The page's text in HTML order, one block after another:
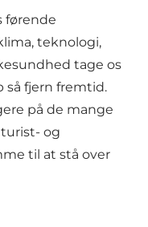
førende
teknologi,
tage os
så fjern fremtid.
på de mange
og
til at stå over